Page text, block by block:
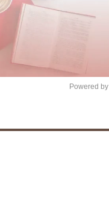
Powered by